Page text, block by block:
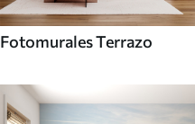
Fotomurales Terrazo